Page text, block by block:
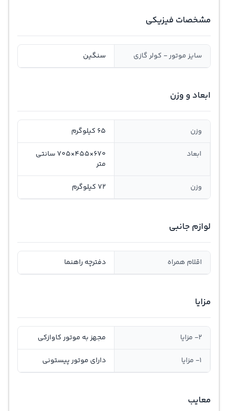
مشخصات فیزیکی
سایز موتور - کولر گازی سنگین
ابعاد و وزن
وزن 65 کیلوگرم
ابعاد
670×455×705 سانتی
متر
وزن 72 کیلوگرم
لوازم جانبی
اقلام همراه دفترچه راهنما
مزایا
2- مزایا مجهز به موتور کاوازکی
1- مزایا دارای موتور پیستونی
معایب